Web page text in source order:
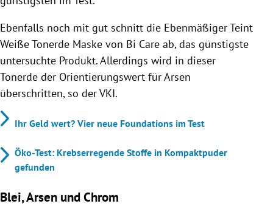
Ebenfalls noch mit gut schnitt die Ebenmäßiger Teint
Weiße Tonerde Maske von Bi Care ab, das günstigste
untersuchte Produkt. Allerdings wird in dieser
Tonerde der Orientierungswert für Arsen
überschritten, so der VKI.
Ihr Geld wert? Vier neue Foundations im Test
Öko-Test: Krebserregende Stoffe in Kompaktpuder
gefunden
Blei, Arsen und Chrom